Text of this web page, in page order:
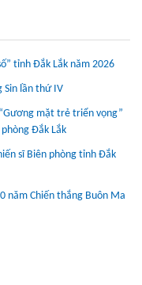
tỉnh Đắk Lắk năm 2026
Sin lần thứ IV
mặt trẻ triển vọng”
Đắk Lắk
sĩ Biên phòng tỉnh Đắk
năm Chiến thắng Buôn Ma